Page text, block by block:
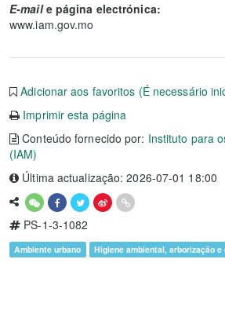
E-maile página electrónica:
www.iam.gov.mo
Adicionar aos favoritos (É necessário
Imprimir esta página
Conteúdo fornecido por: Instituto para
(IAM)
Última actualização: 2026-07-01 18:00
PS-1-3-1082
Ambiente urbano Higiene ambiental, arborização